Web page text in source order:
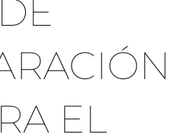
DE
EL